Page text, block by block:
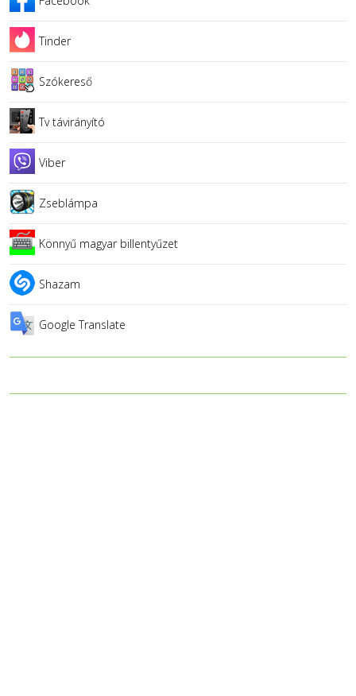
Tinder
Szókereső
Tv távirányító
Viber
Zseblámpa
Könnyű magyar billentyűzet
Shazam
Google Translate